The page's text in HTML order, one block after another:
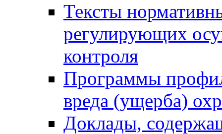
Тексты
регулирующих
контроля
Программы
вреда (ущерба)
Доклады,